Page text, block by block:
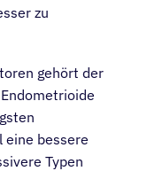
zu
gehört der
eine bessere
Typen